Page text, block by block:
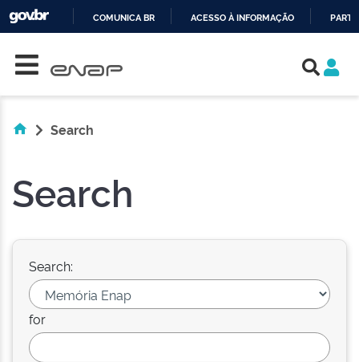
COMUNICA BR ACESSO À INFORMAÇÃO
Search
Search
Search:
for